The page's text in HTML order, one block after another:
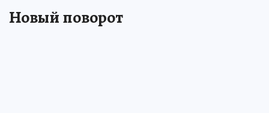
Новый поворот